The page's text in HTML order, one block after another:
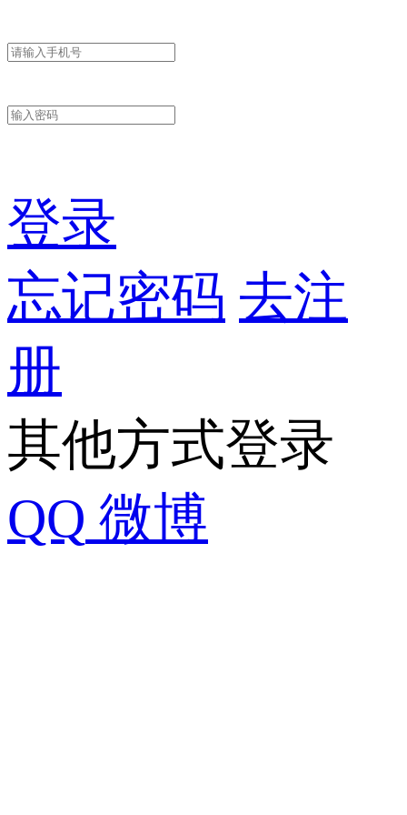
登录
忘记密码 去注
册
其他方式登录
QQ 微博